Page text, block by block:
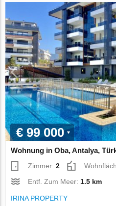
€ 99 000
Wohnung in Oba, Antalya,
Zimmer:2
Entf. Zum Meer: 1.5 km
IRINA PROPERTY